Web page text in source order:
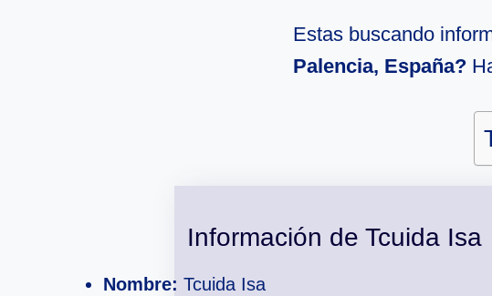
Estas buscando
Palencia, España?
Información de Tcuida Isa
Nombre: Tcuida Isa